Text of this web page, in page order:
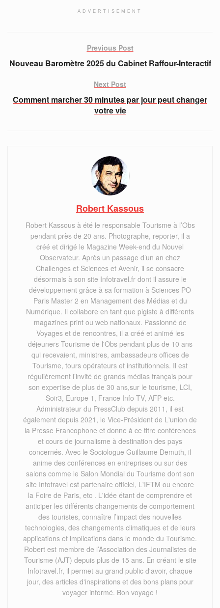
ADVERTISEMENT
Previous Post
Nouveau Baromètre 2025 du Cabinet Raffour-Interactif
Next Post
Comment marcher 30 minutes par jour peut changer
votre vie
Robert Kassous
Robert Kassous à été le responsable Tourisme à l’Obs
pendant près de 20 ans. Photographe, reporter, il a
créé et dirigé le Magazine Week-end du Nouvel
Observateur. Après un passage d’un an chez
Challenges et Sciences et Avenir, il se consacre
désormais à son site Infotravel.fr dont il assure le
développement grâce à sa formation à Sciences PO
Paris Master 2 en Management des Médias et du
Numérique. Il collabore en tant que pigiste à différents
magazines print ou web nationaux. Passionné de
Voyages et de rencontres, il a créé et animé les
déjeuners Tourisme de l'Obs pendant plus de 10 ans
qui recevaient, ministres, ambassadeurs offices de
Tourisme, tours opérateurs et institutionnels. Il est
régulièrement l’invité de grands médias français pour
son expertise de plus de 30 ans,sur le tourisme, LCI,
Soir3, Europe 1, France Info TV, AFP etc.
Administrateur du PressClub depuis 2011, il est
également depuis 2021, le Vice-Président de L'union de
la Presse Francophone et donne à ce titre conférences
et cours de journalisme à destination des pays
concernés. Avec le Sociologue Guillaume Demuth, il
anime des conférences en entreprises ou sur des
salons comme le Salon Mondial du Tourisme dont son
site Infotravel est partenaire officiel, L'IFTM ou encore
la Foire de Paris, etc . L'idée étant de comprendre et
anticiper les différents changements de comportement
des touristes, connaître l’impact des nouvelles
technologies, des changements climatiques et de leurs
applications et implications dans le monde du Tourisme.
Robert est membre de l’Association des Journalistes de
Tourisme (AJT) depuis plus de 15 ans. En créant le site
Infotravel.fr, il permet au grand public d'avoir, chaque
jour, des articles d'inspirations et des bons plans pour
voyager informé. Bon voyage !